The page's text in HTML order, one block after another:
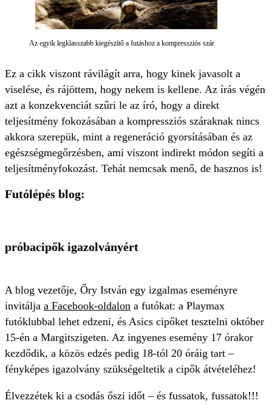
Az egyik legklasszabb kiegészítő a futáshoz a kompressziós szár
Ez a cikk viszont rávilágít arra, hogy kinek javasolt a
viselése, és rájöttem, hogy nekem is kellene. Az írás végén
azt a konzekvenciát szűri le az író, hogy a direkt
teljesítmény fokozásában a kompressziós száraknak nincs
akkora szerepük, mint a regeneráció gyorsításában és az
egészségmegőrzésben, ami viszont indirekt módon segíti a
teljesítményfokozást. Tehát nemcsak menő, de hasznos is!
Futólépés blog:
próbacipők igazolványért
A blog vezetője, Őry István egy izgalmas eseményre
invitálja a Facebook-oldalon a futókat: a Playmax
futóklubbal lehet edzeni, és Asics cipőket tesztelni október
15-én a Margitszigeten. Az ingyenes esemény 17 órakor
kezdődik, a közös edzés pedig 18-tól 20 óráig tart –
fényképes igazolvány szükségeltetik a cipők átvételéhez!
Élvezzétek ki a csodás őszi időt – és fussatok, fussatok!!!